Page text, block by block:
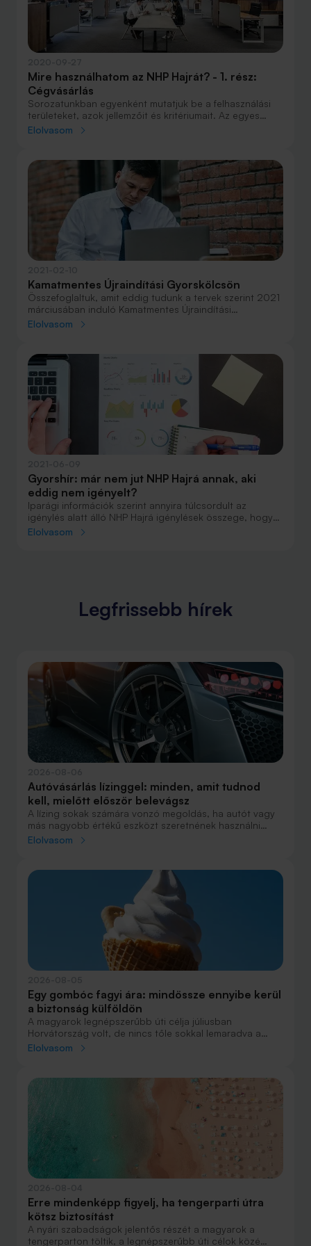
Mire használhatom az NHP Hajrát? - 1. rész:
Cégvásárlás
Sorozatunkban egyenként mutatjuk be a felhasználási
területeket, azok jellemzőit és kritériumait. Az egyes
hitelcélokhoz eltérő feltételrendszer, hitelösszeg és
járjuk körbe, hogy miként lehet cégvásárlásra, azaz
részesedés megszerzésére használni az NHP Hajrát.
Elolvasom
Kamatmentes Újraindítási Gyorskölcsön
Összefoglaltuk, amit eddig tudunk a tervek szerint 2021
márciusában induló Kamatmentes Újraindítási
Gyorskölcsön hitelprogramról. A támogatás
Elolvasom
Gyorshír: már nem jut NHP Hajrá annak, aki
eddig nem igényelt?
Iparági információk szerint annyira túlcsordult az
igénylés alatt álló NHP Hajrá igénylések összege, hogy
aki eddig nem adta le az igénylését, az már szinte
Elolvasom
Legfrissebb hírek
Autóvásárlás lízinggel: minden, amit tudnod
kell, mielőtt először belevágsz
A lízing sokak számára vonzó megoldás, ha autót vagy
más nagyobb értékű eszközt szeretnének használni
anélkül, hogy azt egy összegben ki kellene fizetniük.
fogalmak közül, amelyekkel biztosan találkozol.
Elolvasom
Egy gombóc fagyi ára: mindössze ennyibe kerül
a biztonság külföldön
A magyarok legnépszerűbb úti célja júliusban
Horvátország volt, de nincs tőle sokkal lemaradva a
júniust megnyerő Olaszország sem. A tengerparti
nyaralásnak, mint repülővel.
Elolvasom
Erre mindenképp figyelj, ha tengerparti útra
kötsz biztosítást
A nyári szabadságok jelentős részét a magyarok a
tengerparton töltik, a legnépszerűbb úti célok közé